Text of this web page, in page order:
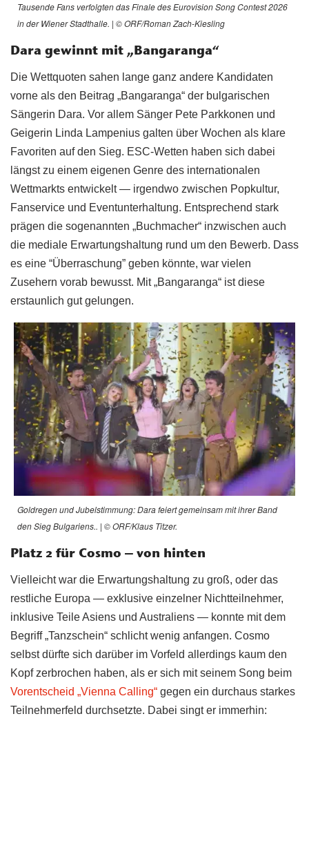
Tausende Fans verfolgten das Finale des Eurovision Song Contest 2026
in der Wiener Stadthalle. | © ORF/Roman Zach-Kiesling
Dara gewinnt mit „Bangaranga“
Die Wettquoten sahen lange ganz andere Kandidaten
vorne als den Beitrag „Bangaranga“ der bulgarischen
Sängerin Dara. Vor allem Sänger Pete Parkkonen und
Geigerin Linda Lampenius galten über Wochen als klare
Favoriten auf den Sieg. ESC-Wetten haben sich dabei
längst zu einem eigenen Genre des internationalen
Wettmarkts entwickelt — irgendwo zwischen Popkultur,
Fanservice und Eventunterhaltung. Entsprechend stark
prägen die sogenannten „Buchmacher“ inzwischen auch
die mediale Erwartungshaltung rund um den Bewerb. Dass
es eine “Überraschung” geben könnte, war vielen
Zusehern vorab bewusst. Mit „Bangaranga“ ist diese
erstaunlich gut gelungen.
Goldregen und Jubelstimmung: Dara feiert gemeinsam mit ihrer Band
den Sieg Bulgariens.. | © ORF/Klaus Titzer.
Platz 2 für Cosmo – von hinten
Vielleicht war die Erwartungshaltung zu groß, oder das
restliche Europa — exklusive einzelner Nichtteilnehmer,
inklusive Teile Asiens und Australiens — konnte mit dem
Begriff „Tanzschein“ schlicht wenig anfangen. Cosmo
selbst dürfte sich darüber im Vorfeld allerdings kaum den
Kopf zerbrochen haben, als er sich mit seinem Song beim
Vorentscheid „Vienna Calling“ gegen ein durchaus starkes
Teilnehmerfeld durchsetzte. Dabei singt er immerhin: